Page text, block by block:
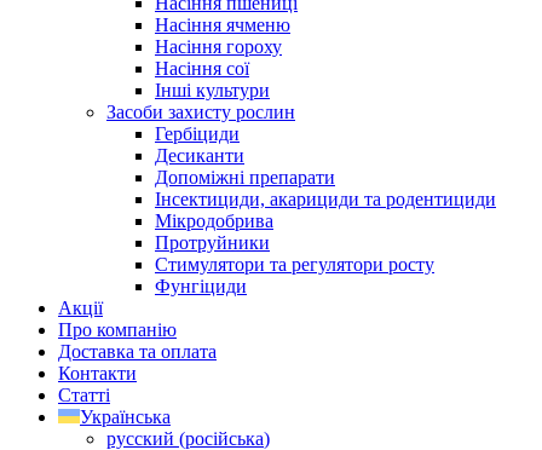
Насіння ячменю
Насіння гороху
Насіння сої
Інші культури
Засоби захисту рослин
Гербіциди
Десиканти
Допоміжні препарати
Інсектициди, акарициди та родентициди
Мікродобрива
Протруйники
Стимулятори та регулятори росту
Фунгіциди
Акції
Про компанію
Доставка та оплата
Контакти
Статті
Українська
русский (російська)